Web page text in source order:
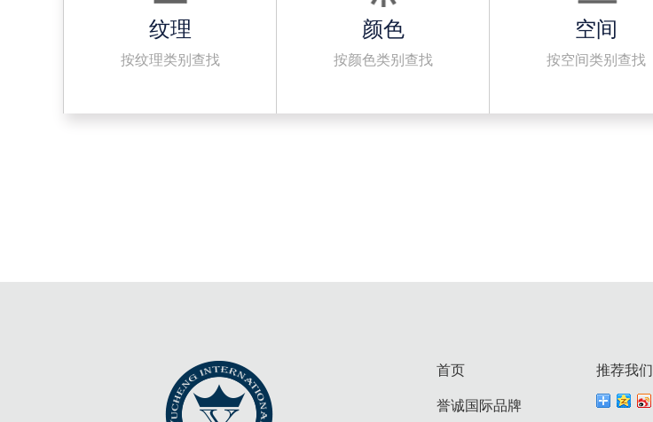
纹理
按纹理类别查找
颜色
按颜色类别查找
空间
按空间类别查找
首页
誉诚国际品牌
推荐我们